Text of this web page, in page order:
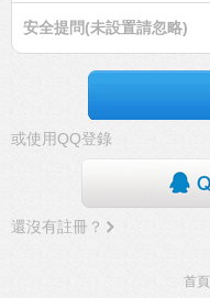
安全提問(未設置請忽略)
或使用QQ登錄
還沒有註冊？
首頁